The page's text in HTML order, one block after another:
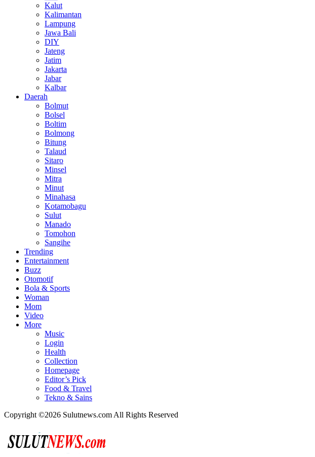
Kalut
Kalimantan
Lampung
Jawa Bali
DIY
Jateng
Jatim
Jakarta
Jabar
Kalbar
Daerah
Bolmut
Bolsel
Boltim
Bolmong
Bitung
Talaud
Sitaro
Minsel
Mitra
Minut
Minahasa
Kotamobagu
Sulut
Manado
Tomohon
Sangihe
Trending
Entertainment
Buzz
Otomotif
Bola & Sports
Woman
Mom
Video
More
Music
Login
Health
Collection
Homepage
Editor’s Pick
Food & Travel
Tekno & Sains
Copyright ©2026 Sulutnews.com All Rights Reserved